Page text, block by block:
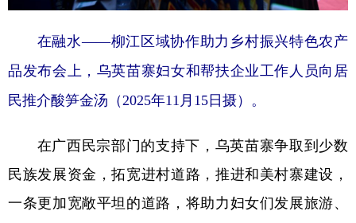
在融水——柳江区域协作助力乡村振兴特色农产
品发布会上，乌英苗寨妇女和帮扶企业工作人员向居
民推介酸笋金汤（2025年11月15日摄）。
在广西民宗部门的支持下，乌英苗寨争取到少数
民族发展资金，拓宽进村道路，推进和美村寨建设，
一条更加宽敞平坦的道路，将助力妇女们发展旅游、